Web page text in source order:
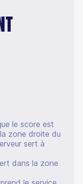
le score est
zone droite du
sert à
dans la zone